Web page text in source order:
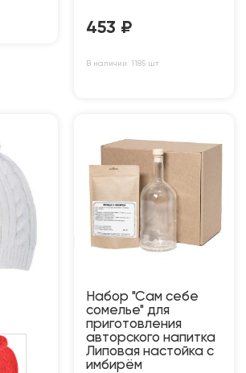
453 ₽
В наличии: 1185 шт
Набор "Сам себе
сомелье" для
приготовления
авторского напитка
Липовая настойка с
имбирём